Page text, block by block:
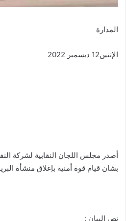
المدارة
الإثنين12 ديسمبر 2022
أصدر مجلس اللجان النقابية لشركة
بشان قيام قوة أمنية بإغلاق منشأة
نص البيان :